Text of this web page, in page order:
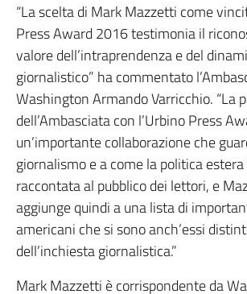
“La scelta di Mark Mazzetti come
Press Award 2016 testimonia il
valore dell’intraprendenza e del
giornalistico” ha commentato
Washington Armando Varricchio. “La
dell’Ambasciata con l’Urbino Press
un’importante collaborazione che
giornalismo e a come la politica
raccontata al pubblico dei lettori, e
aggiunge quindi a una lista di
americani che si sono anch’essi
dell’inchiesta giornalistica.”
Mark Mazzetti è corrispondente da